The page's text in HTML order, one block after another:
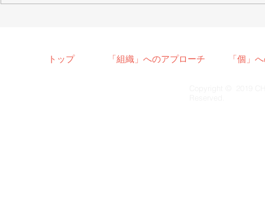
「組織」へのアプローチ
トップ 「個」